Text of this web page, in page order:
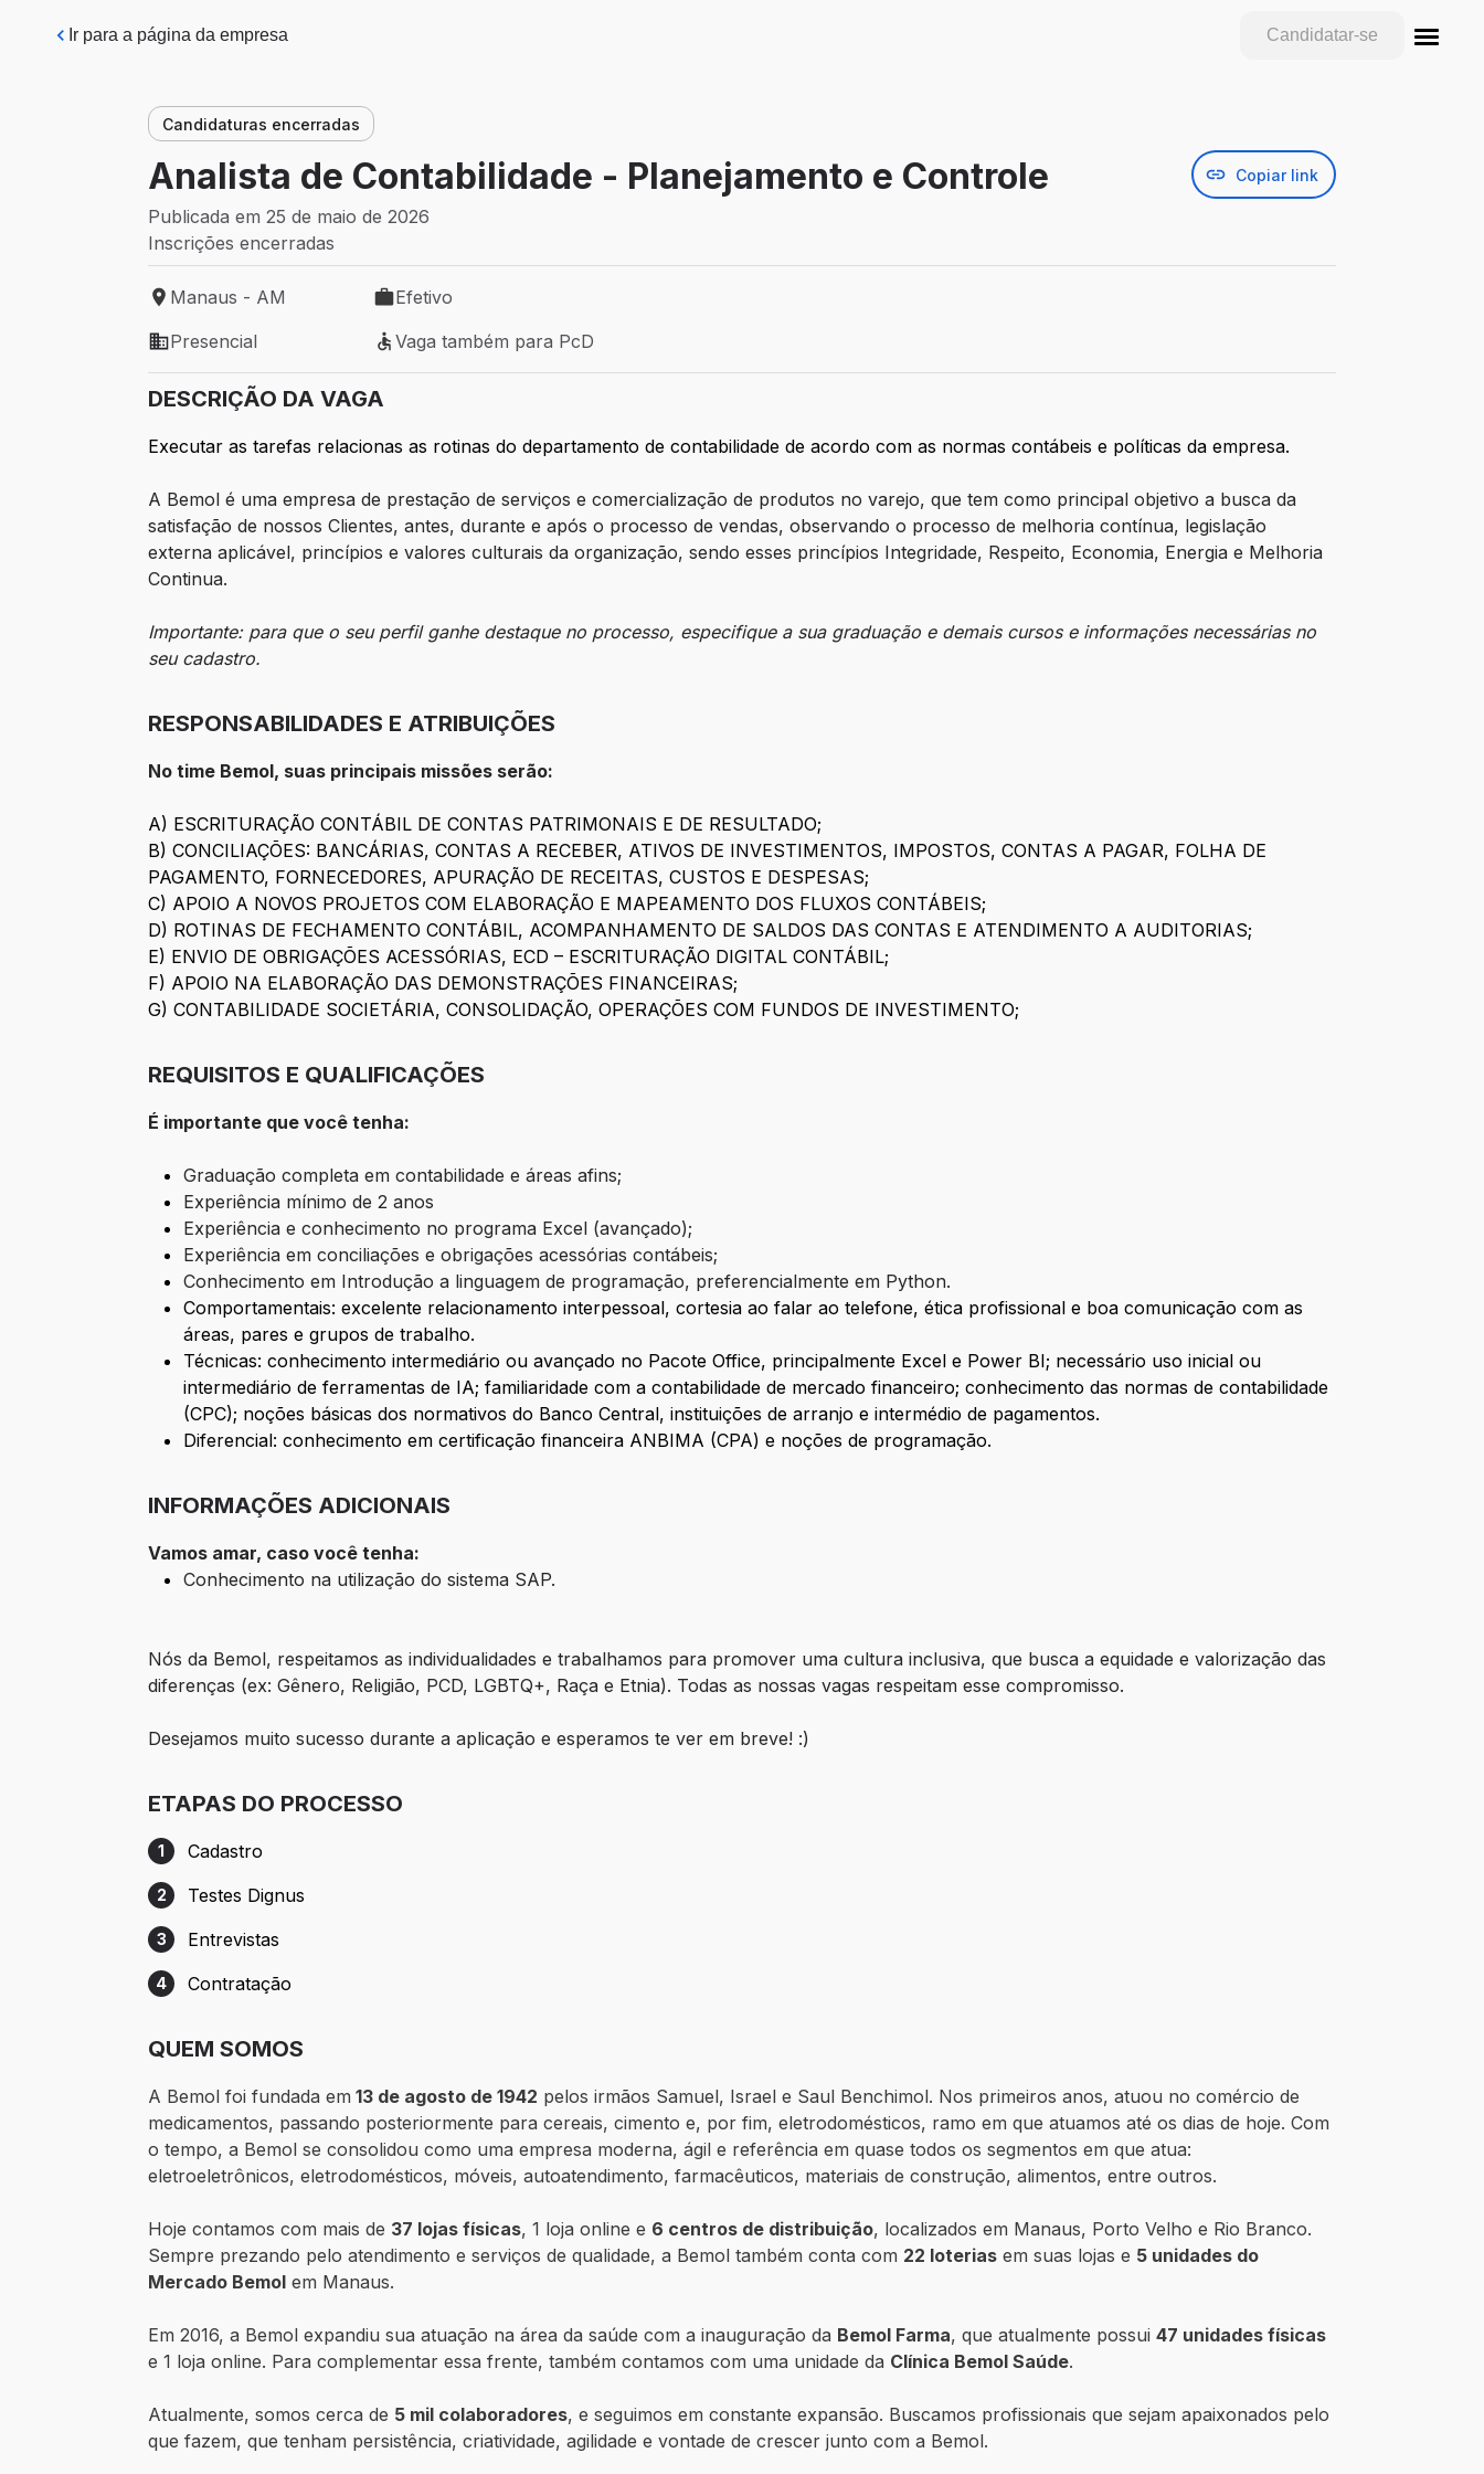
Pular para o conteúdo principal
Ir para a página da empresa Candidatar-se
Candidaturas encerradas
Analista de Contabilidade - Planejamento e Controle Copiar link
Publicada em 25 de maio de 2026
Inscrições encerradas
Local de trabalho: Manaus - AM
Manaus - AM
Tipo de vaga: Efetivo
Efetivo
Modelo de trabalho: Presencial
Presencial
Vaga também para PcD
Vaga também para PcD
DESCRIÇÃO DA VAGA
Executar as tarefas relacionas as rotinas do departamento de contabilidade de acordo com as normas contábeis e políticas da empresa.
A Bemol é uma empresa de prestação de serviços e comercialização de produtos no varejo, que tem como principal objetivo a busca da
satisfação de nossos Clientes, antes, durante e após o processo de vendas, observando o processo de melhoria contínua, legislação
externa aplicável, princípios e valores culturais da organização, sendo esses princípios Integridade, Respeito, Economia, Energia e Melhoria
Continua.
Importante: para que o seu perfil ganhe destaque no processo, especifique a sua graduação e demais cursos e informações necessárias no
seu cadastro.
RESPONSABILIDADES E ATRIBUIÇÕES
No time Bemol, suas principais missões serão:
A) ESCRITURAÇÃO CONTÁBIL DE CONTAS PATRIMONAIS E DE RESULTADO;
B) CONCILIAÇÕES: BANCÁRIAS, CONTAS A RECEBER, ATIVOS DE INVESTIMENTOS, IMPOSTOS, CONTAS A PAGAR, FOLHA DE
PAGAMENTO, FORNECEDORES, APURAÇÃO DE RECEITAS, CUSTOS E DESPESAS;
C) APOIO A NOVOS PROJETOS COM ELABORAÇÃO E MAPEAMENTO DOS FLUXOS CONTÁBEIS;
D) ROTINAS DE FECHAMENTO CONTÁBIL, ACOMPANHAMENTO DE SALDOS DAS CONTAS E ATENDIMENTO A AUDITORIAS;
E) ENVIO DE OBRIGAÇÕES ACESSÓRIAS, ECD – ESCRITURAÇÃO DIGITAL CONTÁBIL;
F) APOIO NA ELABORAÇÃO DAS DEMONSTRAÇÕES FINANCEIRAS;
G) CONTABILIDADE SOCIETÁRIA, CONSOLIDAÇÃO, OPERAÇÕES COM FUNDOS DE INVESTIMENTO;
REQUISITOS E QUALIFICAÇÕES
É importante que você tenha:
Graduação completa em contabilidade e áreas afins;
Experiência mínimo de 2 anos
Experiência e conhecimento no programa Excel (avançado);
Experiência em conciliações e obrigações acessórias contábeis;
Conhecimento em Introdução a linguagem de programação, preferencialmente em Python.
Comportamentais: excelente relacionamento interpessoal, cortesia ao falar ao telefone, ética profissional e boa comunicação com as
áreas, pares e grupos de trabalho.
Técnicas: conhecimento intermediário ou avançado no Pacote Office, principalmente Excel e Power BI; necessário uso inicial ou
intermediário de ferramentas de IA; familiaridade com a contabilidade de mercado financeiro; conhecimento das normas de contabilidade
(CPC); noções básicas dos normativos do Banco Central, instituições de arranjo e intermédio de pagamentos.
Diferencial: conhecimento em certificação financeira ANBIMA (CPA) e noções de programação.
INFORMAÇÕES ADICIONAIS
Vamos amar, caso você tenha:
Conhecimento na utilização do sistema SAP.
Nós da Bemol, respeitamos as individualidades e trabalhamos para promover uma cultura inclusiva, que busca a equidade e valorização das
diferenças (ex: Gênero, Religião, PCD, LGBTQ+, Raça e Etnia). Todas as nossas vagas respeitam esse compromisso.
Desejamos muito sucesso durante a aplicação e esperamos te ver em breve! :)
ETAPAS DO PROCESSO
Etapa 1: Cadastro
1 Cadastro
Etapa 2: Testes Dignus
2 Testes Dignus
Etapa 3: Entrevistas
3 Entrevistas
Etapa 4: Contratação
4 Contratação
QUEM SOMOS
A Bemol foi fundada em 13 de agosto de 1942 pelos irmãos Samuel, Israel e Saul Benchimol. Nos primeiros anos, atuou no comércio de
medicamentos, passando posteriormente para cereais, cimento e, por fim, eletrodomésticos, ramo em que atuamos até os dias de hoje. Com
o tempo, a Bemol se consolidou como uma empresa moderna, ágil e referência em quase todos os segmentos em que atua:
eletroeletrônicos, eletrodomésticos, móveis, autoatendimento, farmacêuticos, materiais de construção, alimentos, entre outros.
Hoje contamos com mais de 37 lojas físicas, 1 loja online e 6 centros de distribuição, localizados em Manaus, Porto Velho e Rio Branco.
Sempre prezando pelo atendimento e serviços de qualidade, a Bemol também conta com 22 loterias em suas lojas e 5 unidades do
Mercado Bemol em Manaus.
Em 2016, a Bemol expandiu sua atuação na área da saúde com a inauguração da Bemol Farma, que atualmente possui47 unidades físicas
e 1 loja online. Para complementar essa frente, também contamos com uma unidade da Clínica Bemol Saúde.
Atualmente, somos cerca de 5 mil colaboradores, e seguimos em constante expansão. Buscamos profissionais que sejam apaixonados pelo
que fazem, que tenham persistência, criatividade, agilidade e vontade de crescer junto com a Bemol.